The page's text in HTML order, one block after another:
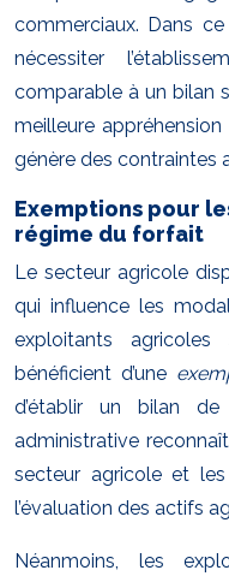
commerciaux. Dans
nécessiter
comparable à un bilan
meilleure
génère des contraintes
Exemptions pour
régime du forfait
Le secteur agricole
qui influence les
exploitants
bénéficient d’une
d’établir un bilan de
administrative
secteur agricole et
l’évaluation des actifs
Néanmoins, les